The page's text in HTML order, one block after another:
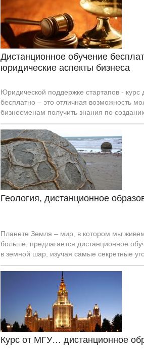
Дистанционное обучение
юридические аспекты бизнеса
Юридической поддержке стартапов - курс
бесплатно – это отличная возможность
бизнесменам получить знания по
российского законодательства.
Геология, дистанционное
Планете Земля – мир, в котором мы
больше, предлагается дистанционное
в земной шар, изучая самые секретные
Курс от МГУ… дистанционное